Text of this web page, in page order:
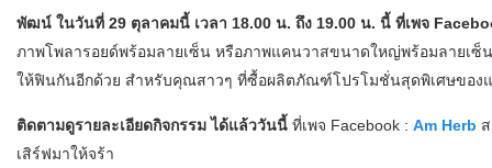
พัฒน์ ในวันที่ 29 ตุลาคมนี้ เวลา 18.00 น. ถึง 19.00 น. นี้ ที่เพจ
ภาพโพลารอยด์พร้อมลายเซ็น หรือภาพแคนวาสขนาดใหญ่พร้อมลายเซ็
ให้ฟินกันอีกด้วย สำหรับคุณสาวๆ ที่ซื้อผลิตภัณฑ์โปรโมชั่นสุดพิเศษของ
ติดตามดูรายละเอียดกิจกรรม ได้แล้ววันนี้ ที่เพจ Facebook : Am Herb
เสิร์ฟมา​ให้จร้า